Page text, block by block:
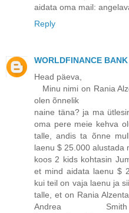
aidata oma mail:
Reply
WORLDFINANCE BANK
Head päeva,
Minu nimi on Rania
olen õnnelik
naine täna? ja ma
oma pere meie kehva
talle, andis ta õnne
laenu $ 25.000 alustada
koos 2 kids kohtasin
et mind aidata laenu $
kui teil on vaja laenu ja
talle, et on Rania
Andrea